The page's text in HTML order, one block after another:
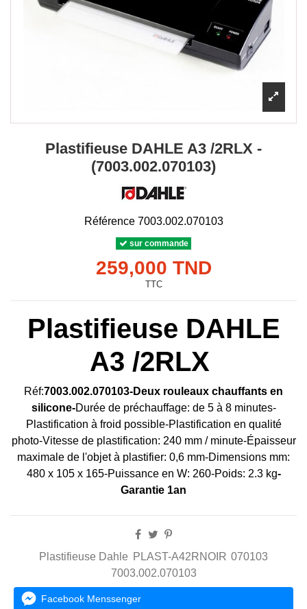
Plastifieuse DAHLE A3 /2RLX -
(7003.002.070103)
Référence 7003.002.070103
sur commande
259,000 TND
TTC
Plastifieuse DAHLE
A3 /2RLX
Réf:7003.002.070103-Deux rouleaux chauffants en
silicone-Durée de préchauffage: de 5 à 8 minutes-
Plastification à froid possible-Plastification en qualité
photo-Vitesse de plastification: 240 mm / minute-Épaisseur
maximale de l'objet à plastifier: 0,6 mm-Dimensions mm:
480 x 105 x 165-Puissance en W: 260-Poids: 2.3 kg-
Garantie 1an
Plastifieuse Dahle PLAST-A42RNOIR 070103
7003.002.070103
Facebook Menssenger